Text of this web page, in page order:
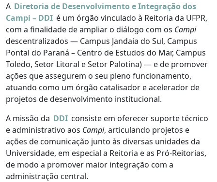
A Diretoria de Desenvolvimento e Integração dos
Campi – DDI é um órgão vinculado à Reitoria da UFPR,
com a finalidade de ampliar o diálogo com os Campi
descentralizados — Campus Jandaia do Sul, Campus
Pontal do Paraná – Centro de Estudos do Mar, Campus
Toledo, Setor Litoral e Setor Palotina) — e de promover
ações que assegurem o seu pleno funcionamento,
atuando como um órgão catalisador e acelerador de
projetos de desenvolvimento institucional.
A missão da DDI consiste em oferecer suporte técnico
e administrativo aos Campi, articulando projetos e
ações de comunicação junto às diversas unidades da
Universidade, em especial a Reitoria e as Pró-Reitorias,
de modo a promover maior integração com a
administração central.